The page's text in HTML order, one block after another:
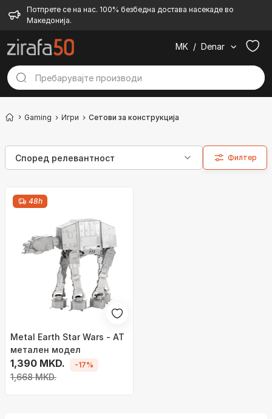
Потпрете се на нас. 100% безбедна достава насекаде во
Македонија.
MK / Denar
Gaming Игри Сетови за конструкција
Филтер
48h
Metal Earth Star Wars - АТ
метален модел
1,390 MKD.
1,668 MKD.
-17%